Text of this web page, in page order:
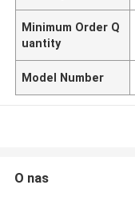
Minimum Order Q
uantity
Model Number
O nas